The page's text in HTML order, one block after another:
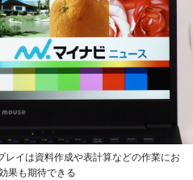
イは資料作成や表計算などの作業にお
果も期待できる